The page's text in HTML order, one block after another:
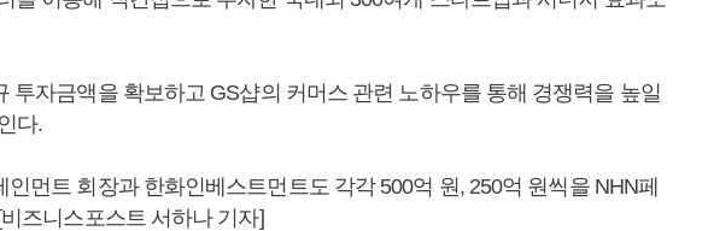
투자금액을 확보하고 GS샵의 커머스 관련 노하우를 통해 경쟁력을 높일
다.
인먼트 회장과 한화인베스트먼트도 각각 500억 원, 250억 원씩을 NHN페
즈니스포스트 서하나 기자]